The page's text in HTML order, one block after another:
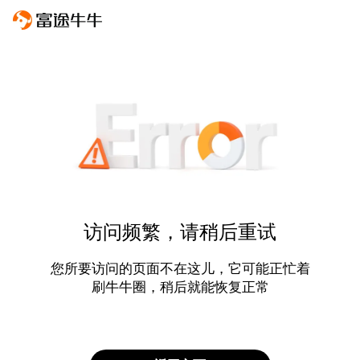
访问频繁，请稍后重试
您所要访问的页面不在这儿，它可能正忙着
刷牛牛圈，稍后就能恢复正常